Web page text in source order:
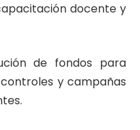
docente y
de fondos para
y campañas